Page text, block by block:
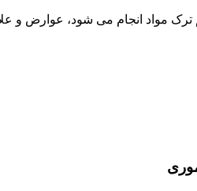
مواد انجام می شود، عوارض و